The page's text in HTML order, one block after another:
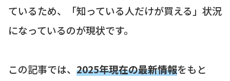
ているため、「知っている人だけが買える」状況
になっているのが現状です。
この記事では、 2025年現在の最新情報をもと